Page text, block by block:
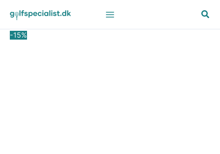
indholdet
-15%
oprindelige
pris
pris